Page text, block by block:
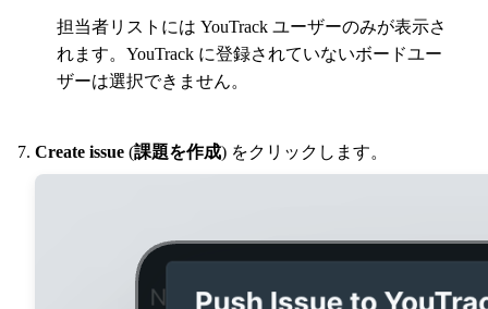
担当者リストには YouTrack ユーザーのみが表示さ
れます。YouTrack に登録されていないボードユー
ザーは選択できません。
Create issue (課題を作成) をクリックします。